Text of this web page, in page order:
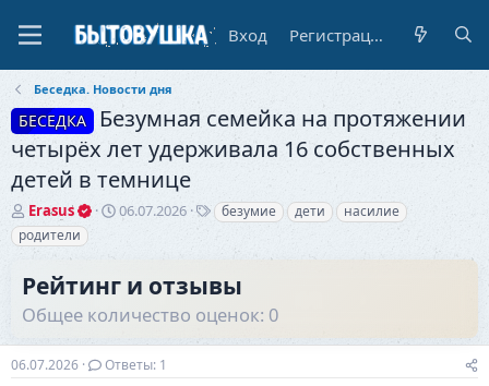
Вход Регистрация
Беседка. Новости дня
БЕСЕДКА
Безумная семейка на протяжении
четырёх лет удерживала 16 собственных
детей в темнице
А
в
т
р
т
е
м
ы
Erasus
Д
н
а
ч
а
л
06.07.2026
Тбезумие дети
насилие
родители
Рейтинг и отзывы
Общее количество оценок: 0
06.07.2026 Ответы: 1